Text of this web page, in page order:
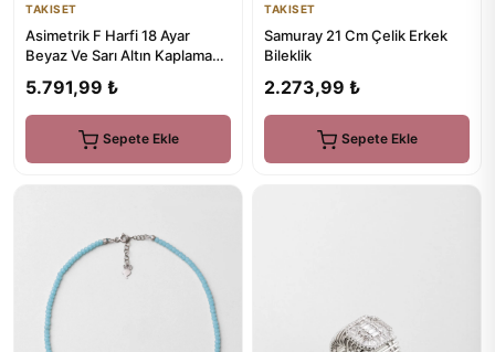
TAKISET
Asimetrik F Harfi 18 Ayar
Beyaz Ve Sarı Altın Kaplama
5.791,99 ₺
Sepete Ekle
TAKISET
Samuray 21 Cm Çelik Erkek
Bileklik
2.273,99 ₺
Sepete Ekle